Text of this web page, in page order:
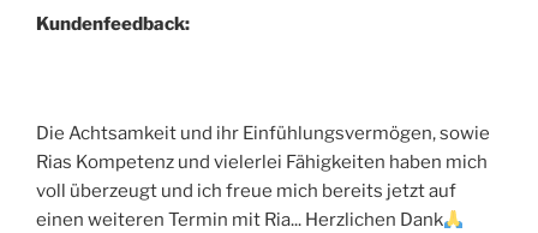
Kundenfeedback:
Die Achtsamkeit und ihr Einfühlungsvermögen, sowie
Rias Kompetenz und vielerlei Fähigkeiten haben mich
voll überzeugt und ich freue mich bereits jetzt auf
einen weiteren Termin mit Ria... Herzlichen Dank